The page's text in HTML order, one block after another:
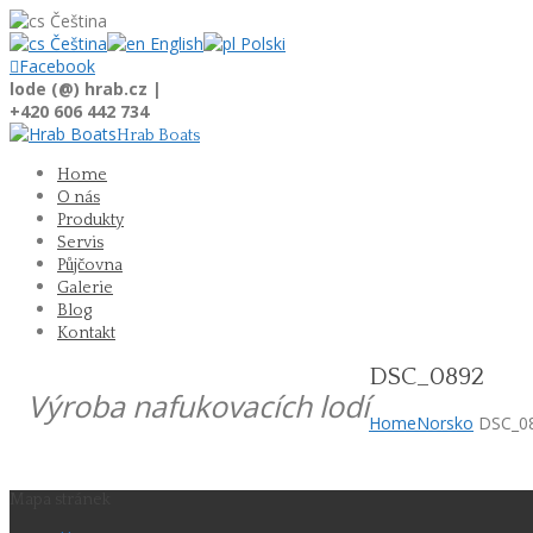
Čeština
Čeština
English
Polski
Facebook
lode (@) hrab.cz |
+420 606 442 734
Hrab Boats
Home
O nás
Produkty
Servis
Půjčovna
Galerie
Blog
Kontakt
Výroba nafukovacích lodí
DSC_0892
HomeNorsko